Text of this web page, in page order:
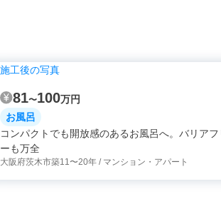
81〜100万円
お風呂
コンパクトでも開放感のあるお風呂へ。バリアフ
ーも万全
大阪府茨木市築11〜20年 / マンション・アパート